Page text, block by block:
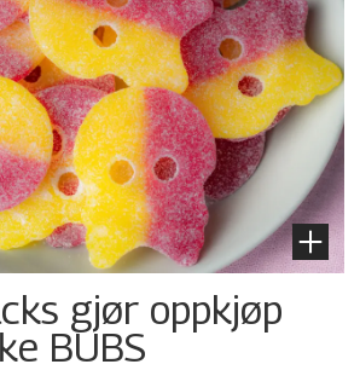
gjør oppkjøp
BUBS